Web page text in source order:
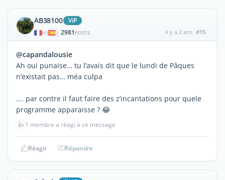
AB38100 ViP
| 2981 POSTS il y a 2 ans #15
@capandalousie
Ah oui punaise… tu l’avais dit que le lundi de Pâques
n’existait pas… méa culpa
…. par contre il faut faire des z’incantations pour quele
programme apparaisse ? 😂
👍 1 membre a réagi à ce message
Réagir Répondre